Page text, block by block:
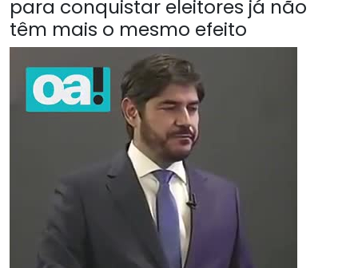
para conquistar eleitores já não
têm mais o mesmo efeito